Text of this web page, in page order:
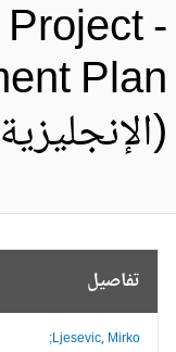
Project
تفاصيل
Ljesevic, Mirko;